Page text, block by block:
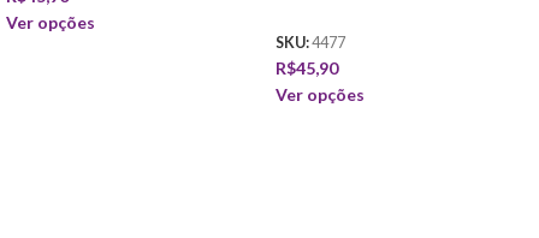
Ver opções
SKU:4477
R$45,90
Ver opções